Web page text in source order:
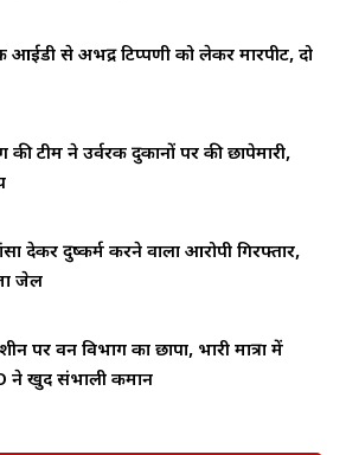
से अभद्र टिप्पणी को लेकर मारपीट, दो
की टीम ने उर्वरक दुकानों पर की छापेमारी,
देकर दुष्कर्म करने वाला आरोपी गिरफ्तार,
जेल
पर वन विभाग का छापा, भारी मात्रा में
ने खुद संभाली कमान